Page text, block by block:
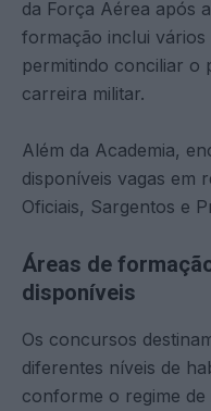
da Força Aérea após
formação inclui vários
permitindo conciliar o
carreira militar.
Além da Academia,
disponíveis vagas em
Oficiais, Sargentos e
Áreas de
disponíveis
Os concursos
diferentes níveis de
conforme o regime de